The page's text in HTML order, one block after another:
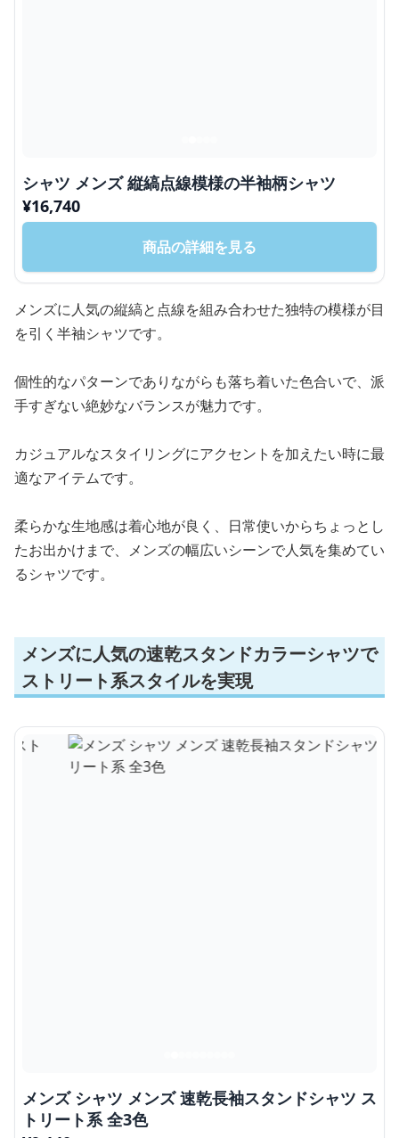
シャツ メンズ 縦縞点線模様の半袖柄シャツ
¥16,740
商品の詳細を見る
メンズに人気の縦縞と点線を組み合わせた独特の模様が目
を引く半袖シャツです。
個性的なパターンでありながらも落ち着いた色合いで、派
手すぎない絶妙なバランスが魅力です。
カジュアルなスタイリングにアクセントを加えたい時に最
適なアイテムです。
柔らかな生地感は着心地が良く、日常使いからちょっとし
たお出かけまで、メンズの幅広いシーンで人気を集めてい
るシャツです。
メンズに人気の速乾スタンドカラーシャツで
ストリート系スタイルを実現
メンズ シャツ メンズ 速乾長袖スタンドシャツ ス
トリート系 全3色